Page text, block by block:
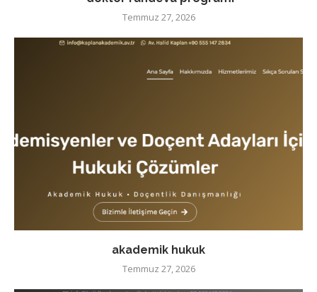
Temmuz 27, 2026
akademik hukuk
Temmuz 27, 2026